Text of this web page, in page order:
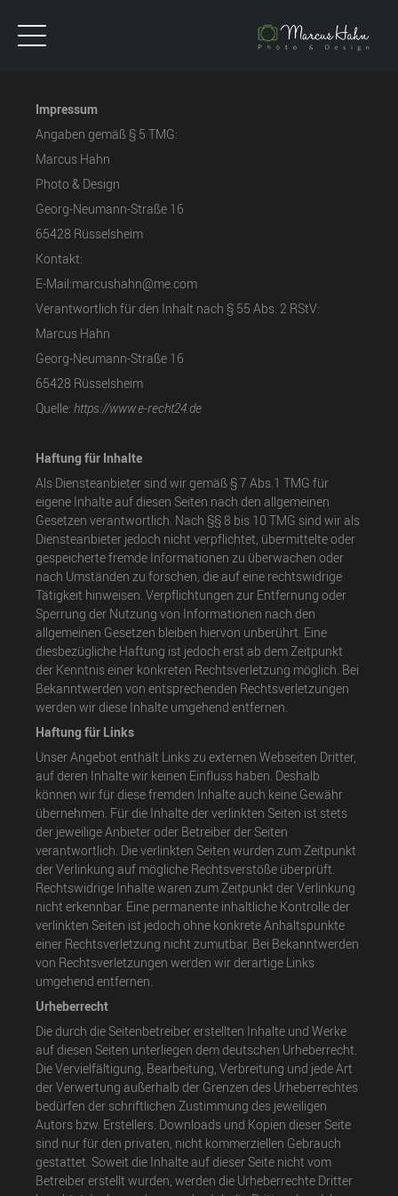
Impressum
Angaben gemäß § 5 TMG:
Marcus Hahn
Photo & Design
Georg-Neumann-Straße 16
65428 Rüsselsheim
Kontakt:
E-Mail:marcushahn@me.com
Verantwortlich für den Inhalt nach § 55 Abs. 2 RStV:
Marcus Hahn
Georg-Neumann-Straße 16
65428 Rüsselsheim
Quelle: https://www.e-recht24.de
Haftung für Inhalte
Als Diensteanbieter sind wir gemäß § 7 Abs.1 TMG für
eigene Inhalte auf diesen Seiten nach den allgemeinen
Gesetzen verantwortlich. Nach §§ 8 bis 10 TMG sind wir als
Diensteanbieter jedoch nicht verpflichtet, übermittelte oder
gespeicherte fremde Informationen zu überwachen oder
nach Umständen zu forschen, die auf eine rechtswidrige
Tätigkeit hinweisen. Verpflichtungen zur Entfernung oder
Sperrung der Nutzung von Informationen nach den
allgemeinen Gesetzen bleiben hiervon unberührt. Eine
diesbezügliche Haftung ist jedoch erst ab dem Zeitpunkt
der Kenntnis einer konkreten Rechtsverletzung möglich. Bei
Bekanntwerden von entsprechenden Rechtsverletzungen
werden wir diese Inhalte umgehend entfernen.
Haftung für Links
Unser Angebot enthält Links zu externen Webseiten Dritter,
auf deren Inhalte wir keinen Einfluss haben. Deshalb
können wir für diese fremden Inhalte auch keine Gewähr
übernehmen. Für die Inhalte der verlinkten Seiten ist stets
der jeweilige Anbieter oder Betreiber der Seiten
verantwortlich. Die verlinkten Seiten wurden zum Zeitpunkt
der Verlinkung auf mögliche Rechtsverstöße überprüft.
Rechtswidrige Inhalte waren zum Zeitpunkt der Verlinkung
nicht erkennbar. Eine permanente inhaltliche Kontrolle der
verlinkten Seiten ist jedoch ohne konkrete Anhaltspunkte
einer Rechtsverletzung nicht zumutbar. Bei Bekanntwerden
von Rechtsverletzungen werden wir derartige Links
umgehend entfernen.
Urheberrecht
Die durch die Seitenbetreiber erstellten Inhalte und Werke
auf diesen Seiten unterliegen dem deutschen Urheberrecht.
Die Vervielfältigung, Bearbeitung, Verbreitung und jede Art
der Verwertung außerhalb der Grenzen des Urheberrechtes
bedürfen der schriftlichen Zustimmung des jeweiligen
Autors bzw. Erstellers. Downloads und Kopien dieser Seite
sind nur für den privaten, nicht kommerziellen Gebrauch
gestattet. Soweit die Inhalte auf dieser Seite nicht vom
Betreiber erstellt wurden, werden die Urheberrechte Dritter